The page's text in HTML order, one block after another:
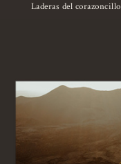
Laderas del corazoncillo